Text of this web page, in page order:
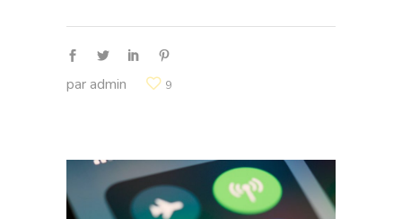
paradmin 9